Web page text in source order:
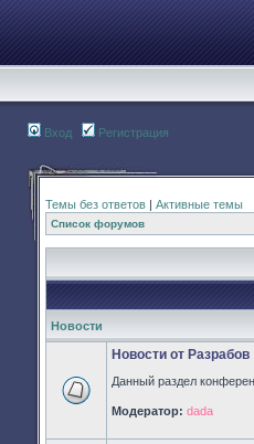
Вход Регистрация
Темы без ответов | Активные темы
Список форумов
Новости
Нет
Новости от Разрабов
Данный раздел
Модератор: dada